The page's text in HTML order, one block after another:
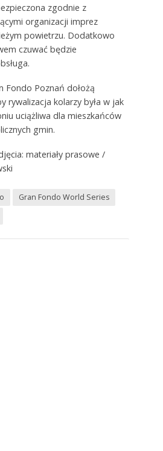
zgodnie z
organizacji imprez
powietrzu. Dodatkowo
czuwać będzie
Fondo Poznań dołożą
rywalizacja kolarzy była w jak
uciążliwa dla mieszkańców
gmin.
materiały prasowe /
Gran Fondo World Series